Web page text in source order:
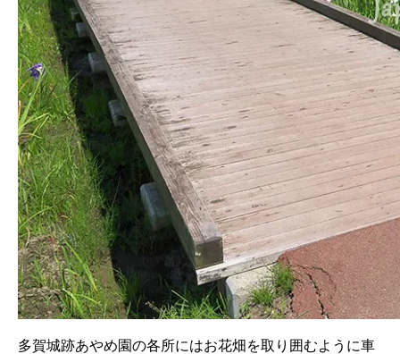
多賀城跡あやめ園の各所にはお花畑を取り囲むように車